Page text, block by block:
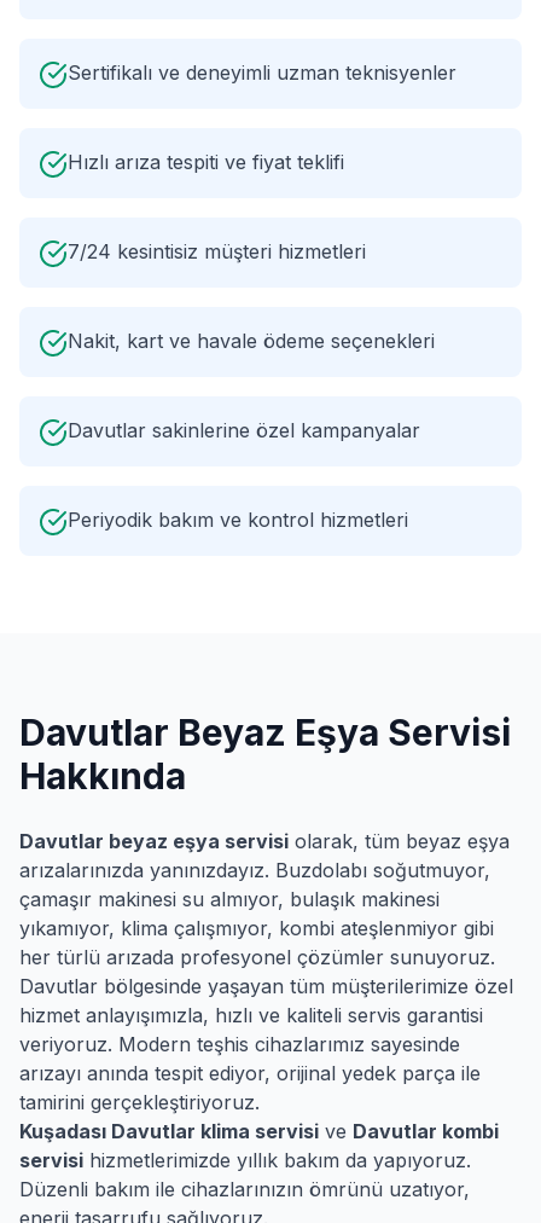
Sertifikalı ve deneyimli uzman teknisyenler
Hızlı arıza tespiti ve fiyat teklifi
7/24 kesintisiz müşteri hizmetleri
Nakit, kart ve havale ödeme seçenekleri
Davutlar sakinlerine özel kampanyalar
Periyodik bakım ve kontrol hizmetleri
Davutlar Beyaz Eşya Servisi
Hakkında
Davutlar beyaz eşya servisi olarak, tüm beyaz eşya
arızalarınızda yanınızdayız. Buzdolabı soğutmuyor,
çamaşır makinesi su almıyor, bulaşık makinesi
yıkamıyor, klima çalışmıyor, kombi ateşlenmiyor gibi
her türlü arızada profesyonel çözümler sunuyoruz.
Davutlar bölgesinde yaşayan tüm müşterilerimize özel
hizmet anlayışımızla, hızlı ve kaliteli servis garantisi
veriyoruz. Modern teşhis cihazlarımız sayesinde
arızayı anında tespit ediyor, orijinal yedek parça ile
tamirini gerçekleştiriyoruz.
Kuşadası Davutlar klima servisi ve Davutlar kombi
servisi hizmetlerimizde yıllık bakım da yapıyoruz.
Düzenli bakım ile cihazlarınızın ömrünü uzatıyor,
enerji tasarrufu sağlıyoruz.